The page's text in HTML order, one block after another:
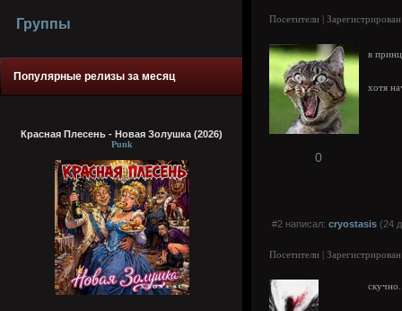
Группы
Популярные релизы за месяц
Красная Плесень - Новая Золушка (2026)
Punk
Посетители |
в
хотя
0
#2 написал: cryostasis (24
Посетители |